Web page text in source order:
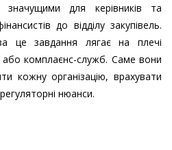
значущими для керівників та
до відділу закупівель.
це завдання лягає на плечі
або комплаєнс-служб. Саме вони
кожну організацію, врахувати
нюанси.